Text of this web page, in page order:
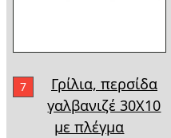
7
Γρίλια, περσίδα
γαλβανιζέ 30Χ10
με πλέγμα